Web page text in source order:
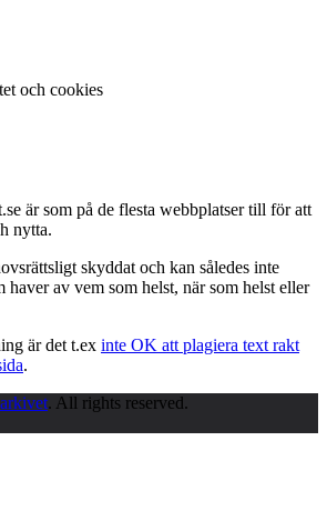
och cookies
är som på de flesta webbplatser till för att
nytta.
skyddat och kan således inte
haver av vem som helst, när som helst eller
är det t.ex inte OK att plagiera text rakt
.
. All rights reserved.